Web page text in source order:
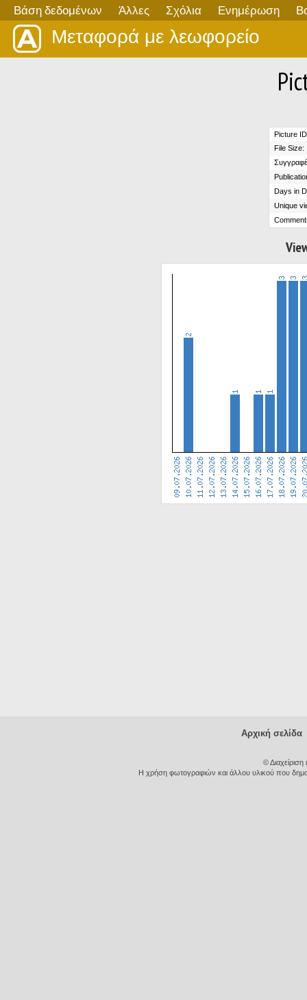
Βάση δεδομένων Άλλες Σχόλια Ενημέρωση
Μεταφορά με λεωφορείο
Picture
File Size:
Days in
Unique
Αρχική σελίδα
©
Η χρήση φωτογραφιών και άλλου υλικού που